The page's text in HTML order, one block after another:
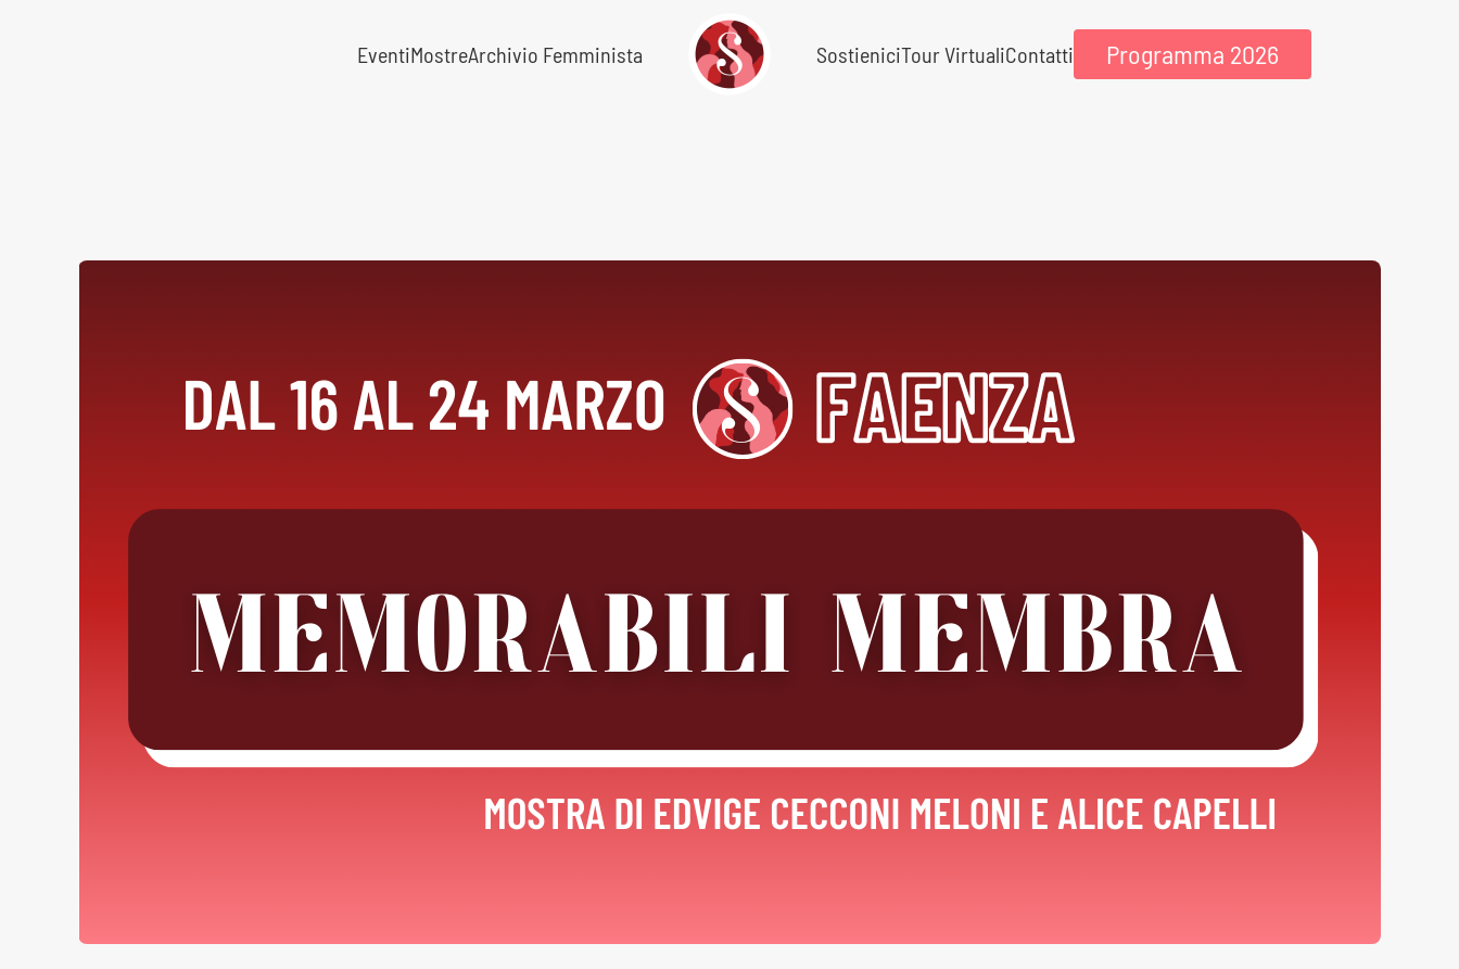
EventiMostreArchivio Femminista SostieniciTour VirtualiContatti Programma 2026